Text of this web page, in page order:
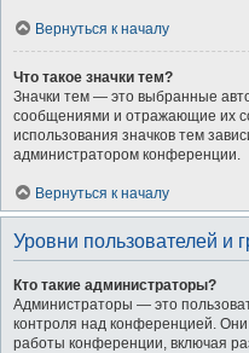
Вернуться к началу
Что такое значки тем?
Значки тем — это выбранные
сообщениями и отражающие их
использования значков тем
администратором конференции.
Вернуться к началу
Уровни пользователей и
Кто такие администраторы?
Администраторы — это
контроля над конференцией. Они
работы конференции, включая